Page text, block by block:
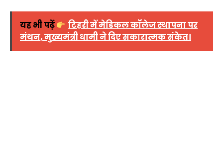
यह भी पढ़ें
टिहरी में मेडिकल कॉलेज स्थापना पर
मंथन, मुख्यमंत्री धामी ने दिए सकारात्मक संकेत।